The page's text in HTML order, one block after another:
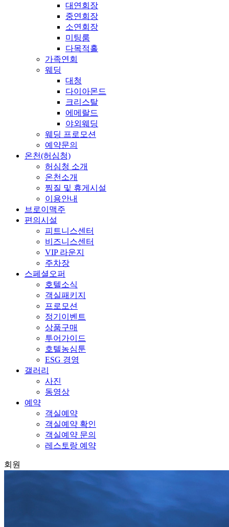
대연회장
중연회장
소연회장
미팅룸
다목적홀
가족연회
웨딩
대청
다이아몬드
크리스탈
에메랄드
야외웨딩
웨딩 프로모션
예약문의
온천(허심청)
허심청 소개
온천소개
찜질 및 휴게시설
이용안내
브로이맥주
편의시설
피트니스센터
비즈니스센터
VIP 라운지
주차장
스페셜오퍼
호텔소식
객실패키지
프로모션
정기이벤트
상품구매
투어가이드
호텔농심툰
ESG 경영
갤러리
사진
동영상
예약
객실예약
객실예약 확인
객실예약 문의
레스토랑 예약
회원